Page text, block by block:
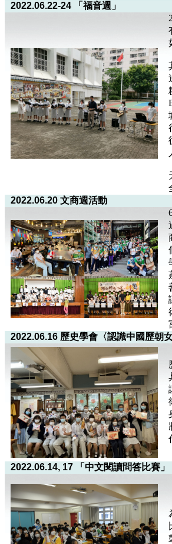
2022.06.22-24 「福音週」
2022.06.20 文商週活動
2022.06.16 歷史學會〈認識中國歷朝
2022.06.14, 17 「中文閱讀問答比賽」